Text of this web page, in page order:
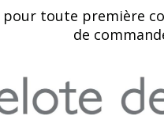
pour toute première
de